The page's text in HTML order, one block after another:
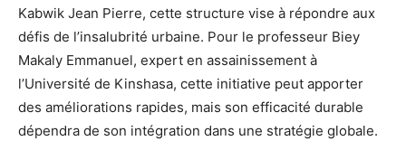
Kabwik Jean Pierre, cette structure vise à répondre aux
défis de l’insalubrité urbaine. Pour le professeur Biey
Makaly Emmanuel, expert en assainissement à
l’Université de Kinshasa, cette initiative peut apporter
des améliorations rapides, mais son efficacité durable
dépendra de son intégration dans une stratégie globale.